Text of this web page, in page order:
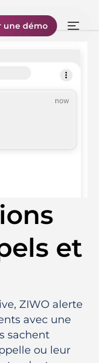
une démo
et
ZIWO alerte
avec une
sachent
ou leur